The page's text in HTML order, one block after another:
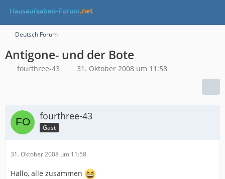
Deutsch Forum
Antigone- und der Bote
fourthree-43 31. Oktober 2008 um 11:58
fourthree-43
Gast
31. Oktober 2008 um 11:58
Hallo, alle zusammen